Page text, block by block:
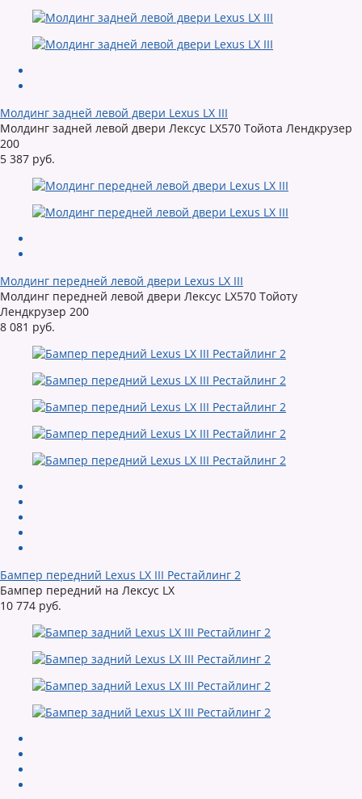
Молдинг задней левой двери Lexus LX III
Молдинг задней левой двери Лексус LX570 Тойота Лендкрузер
200
5 387 руб.
Молдинг передней левой двери Lexus LX III
Молдинг передней левой двери Лексус LX570 Тойоту
Лендкрузер 200
8 081 руб.
Бампер передний Lexus LX III Рестайлинг 2
Бампер передний на Лексус LX
10 774 руб.